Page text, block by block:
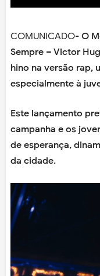
COMUNICADO- O
Sempre – Victor
hino na versão rap,
especialmente à
Este lançamento
campanha e os
de esperança,
da cidade.